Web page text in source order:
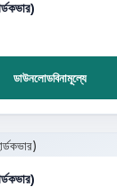
ডাউনলোডবিনামূল্যে